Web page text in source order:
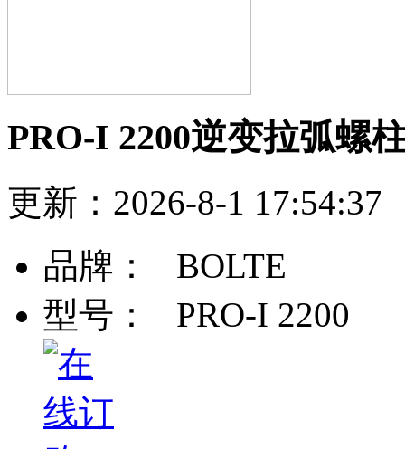
PRO-I 2200逆变拉弧螺
更新：2026-8-1
品牌：
BOLTE
型号：
PRO-I 2200